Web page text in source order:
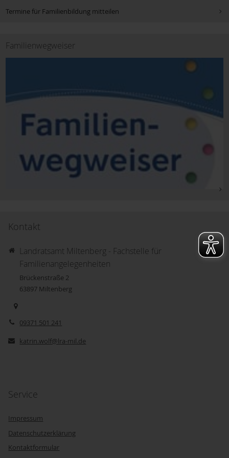
Willkommen auf der Welt
Service
Termine für Familienbildung mitteilen
Familienwegweiser
Kontakt
Landratsamt Miltenberg - Fachstelle für
Familienangelegenheiten
Brückenstraße 2
63897 Miltenberg
09371 501 241
katrin.wolf@lra-mil.de
Service
Impressum
Datenschutzerklärung
Kontaktformular